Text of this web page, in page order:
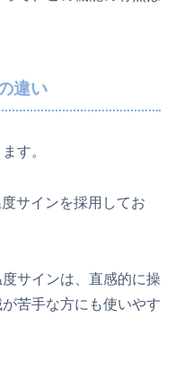
違い
す。
サインを採用してお
サインは、直感的に操
苦手な方にも使いやす